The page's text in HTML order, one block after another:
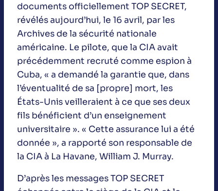
documents officiellement TOP SECRET,
révélés aujourd’hui, le 16 avril, par les
Archives de la sécurité nationale
américaine. Le pilote, que la CIA avait
précédemment recruté comme espion à
Cuba, « a demandé la garantie que, dans
l’éventualité de sa [propre] mort, les
États-Unis veilleraient à ce que ses deux
fils bénéficient d’un enseignement
universitaire ». « Cette assurance lui a été
donnée », a rapporté son responsable de
la CIA à La Havane, William J. Murray.
D’après les messages TOP SECRET